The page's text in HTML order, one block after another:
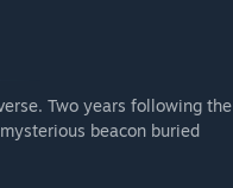
Two years following the
beacon buried